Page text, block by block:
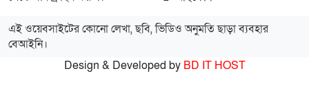
এই ওয়েবসাইটের কোনো লেখা, ছবি, ভিডিও অনুমতি ছাড়া ব্যবহার
বেআইনি।
Design & Developed by BD IT HOST